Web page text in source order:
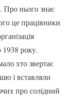
Про нього знає
це працівники
року.
хто звертає
і вставляли
про солідний